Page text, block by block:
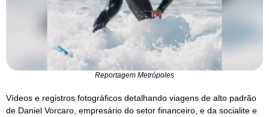
Reportagem Metrópoles
Vídeos e registros fotográficos detalhando viagens de alto padrão
de Daniel Vorcaro, empresário do setor financeiro, e da socialite e